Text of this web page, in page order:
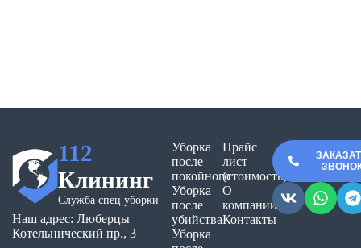
112
Клининг
Служба спец уборки
Наш адрес: Люберцы
Котельнический пр., 3
Уборка
после
покойного
Уборка
после
убийства
Уборка
Прайс
лист
(стоимость)
О
компании
Контакты